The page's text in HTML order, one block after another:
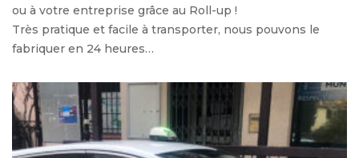
ou à votre entreprise grâce au Roll-up !
Très pratique et facile à transporter, nous pouvons le
fabriquer en 24 heures…